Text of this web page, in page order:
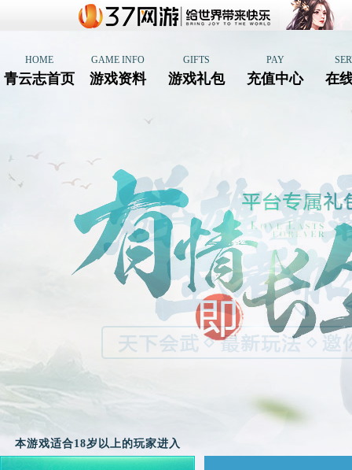
HOME
青云志首页
GAME INFO
游戏资料
GIFTS
游戏礼包
PAY
充值中心 在
本游戏适合18岁以上的玩家进入